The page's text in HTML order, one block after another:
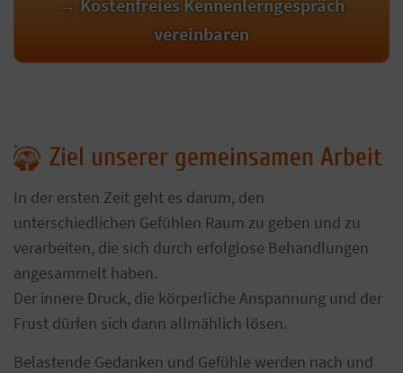
→ Kostenfreies Kennenlerngespräch
vereinbaren
Ziel unserer gemeinsamen Arbeit
In der ersten Zeit geht es darum, den
unterschiedlichen Gefühlen Raum zu geben und zu
verarbeiten, die sich durch erfolglose Behandlungen
angesammelt haben.
Der innere Druck, die körperliche Anspannung und der
Frust dürfen sich dann allmählich lösen.
Belastende Gedanken und Gefühle werden nach und